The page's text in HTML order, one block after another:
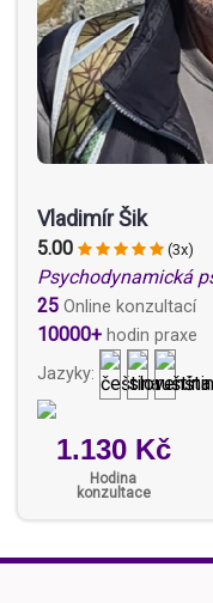
Vladimír Šik
5.00 (3x)
Psychodynamická
25 Online konzultací
10000+ hodin praxe
Jazyky:
1.130 Kč
Hodina
konzultace